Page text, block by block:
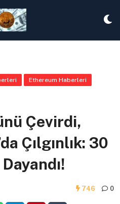
Ethereum Haberleri
Çevirdi,
Çılgınlık: 30
746 0